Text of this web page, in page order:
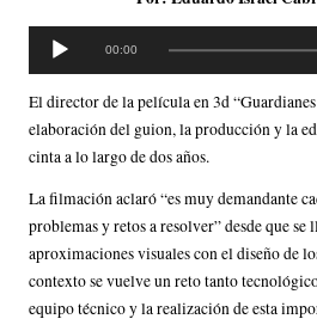
p
u
c
t
o
r
00:00
El director de la película en 3d
elaboración del guion, la producción y la
cinta a lo largo de dos años.
La filmación aclaró “es muy demandante
problemas y retos a resolver” desde que se
aproximaciones visuales con el diseño de
contexto se vuelve un reto tanto
equipo técnico y la realización de esta